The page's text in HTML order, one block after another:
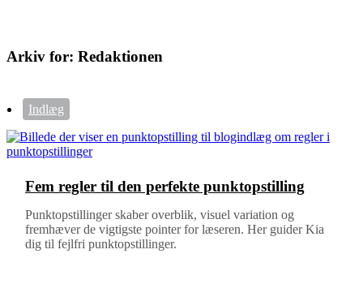
Arkiv for: Redaktionen
Indlæg
Fem regler til den perfekte punktopstilling
Punktopstillinger skaber overblik, visuel variation og
fremhæver de vigtigste pointer for læseren. Her guider Kia
dig til fejlfri punktopstillinger.